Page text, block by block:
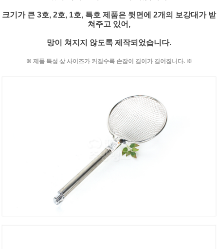
크기가 큰 3호, 2호, 1호, 특호 제품은 뒷면에 2개의 보강대가 받
쳐주고 있어,
망이 쳐지지 않도록 제작되었습니다.
※ 제품 특성 상 사이즈가 커질수록 손잡이 길이가 길어집니다. ※